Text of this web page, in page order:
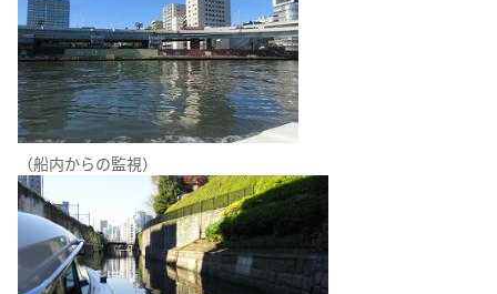
（船内からの監視）